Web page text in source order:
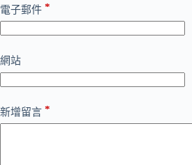
電子郵件 *
網站
新增留言 *